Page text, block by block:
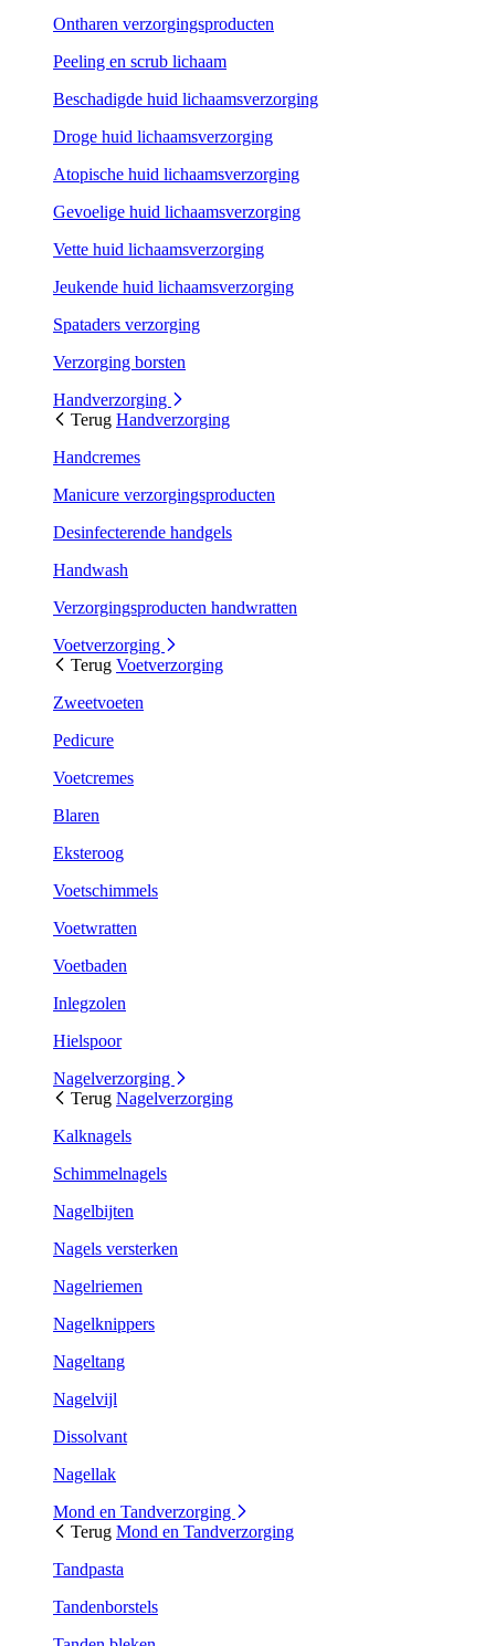
Ontharen verzorgingsproducten
Peeling en scrub lichaam
Beschadigde huid lichaamsverzorging
Droge huid lichaamsverzorging
Atopische huid lichaamsverzorging
Gevoelige huid lichaamsverzorging
Vette huid lichaamsverzorging
Jeukende huid lichaamsverzorging
Spataders verzorging
Verzorging borsten
Handverzorging
Terug Handverzorging
Handcremes
Manicure verzorgingsproducten
Desinfecterende handgels
Handwash
Verzorgingsproducten handwratten
Voetverzorging
Terug Voetverzorging
Zweetvoeten
Pedicure
Voetcremes
Blaren
Eksteroog
Voetschimmels
Voetwratten
Voetbaden
Inlegzolen
Hielspoor
Nagelverzorging
Terug Nagelverzorging
Kalknagels
Schimmelnagels
Nagelbijten
Nagels versterken
Nagelriemen
Nagelknippers
Nageltang
Nagelvijl
Dissolvant
Nagellak
Mond en Tandverzorging
Terug Mond en Tandverzorging
Tandpasta
Tandenborstels